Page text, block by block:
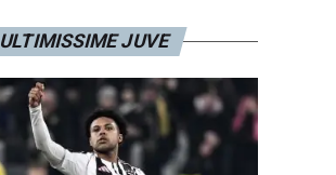
ULTIMISSIME JUVE